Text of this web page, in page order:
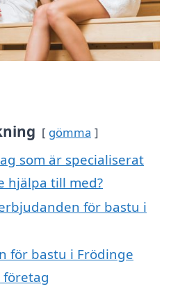
gömma
som är specialiserat
hjälpa till med?
för bastu i
för bastu i Frödinge